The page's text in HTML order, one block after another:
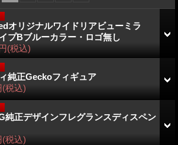
オリジナルワイドリアビューミラ
プBブルーカラー・ロゴ無し
(税込)
純正Geckoフィギュア
(税込)
純正デザインフレグランスディスペン
(税込)